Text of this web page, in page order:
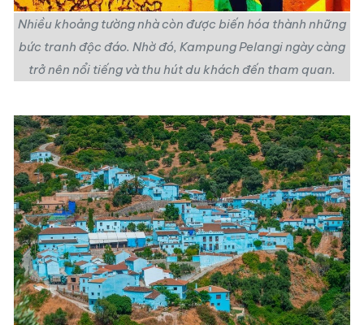
Nhiều khoảng tường nhà còn được biến hóa thành những
bức tranh độc đáo. Nhờ đó, Kampung Pelangi ngày càng
trở nên nổi tiếng và thu hút du khách đến tham quan.